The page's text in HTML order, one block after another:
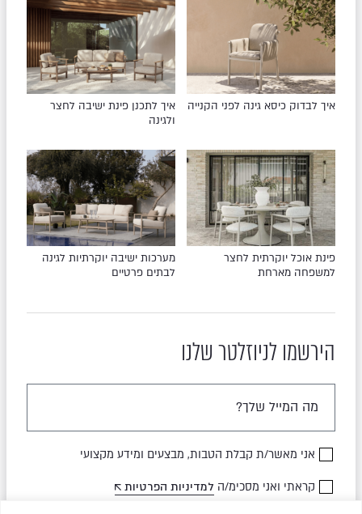
איך לבדוק כיסא גינה לפני הקנייה
איך לתכנן פינת ישיבה לחצר
ולגינה
פינת אוכל יוקרתית לחצר
למשפחה מארחת
מערכות ישיבה יוקרתיות לגינה
לבתים פרטיים
הירשמו לניוזלטר שלנו
אני מאשר/ת קבלת הטבות, מבצעים ומידע מקצועי
קראתי ואני מסכימ/ה למדיניות הפרטיות